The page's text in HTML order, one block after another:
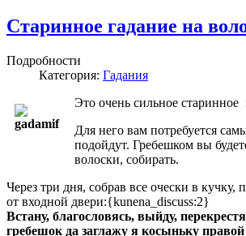
Старинное гадание на
Подробности
Категория: Гадания
Это очень сильное старинное
Для него вам потребуется
подойдут. Гребешком вы
волоски, собирать.
Через три дня, собрав все очески в
от входной двери:{kunena_discuss:2}
Встану, благословясь, выйду,
гребешок да заглажу я косыньку